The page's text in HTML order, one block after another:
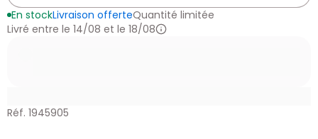
En stockLivraison offerteQuantité limitée
Livré entre le 14/08 et le 18/08
Réf. 1945905